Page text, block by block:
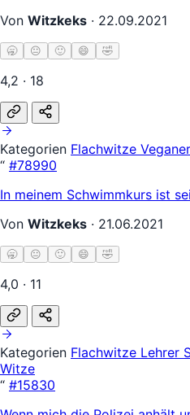
Von Witzkeks · 22.09.2021
🥱 😐 🙂 😄 🤣
4,2 · 18
Kategorien Flachwitze Veganer
“ #78990
In meinem Schwimmkurs ist
Von Witzkeks · 21.06.2021
🥱 😐 🙂 😄 🤣
4,0 · 11
Kategorien Flachwitze Lehrer
Witze
“ #15830